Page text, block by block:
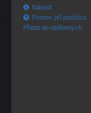
Návod
Pomoc při potížích
Přidat do oblíbených